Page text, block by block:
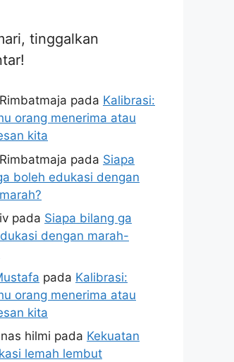
tinggalkan
pada Kalibrasi:
orang menerima atau
kita
pada Siapa
boleh edukasi dengan
pada Siapa bilang ga
dengan marah-
pada Kalibrasi:
orang menerima atau
kita
hilmi pada Kekuatan
lemah lembut